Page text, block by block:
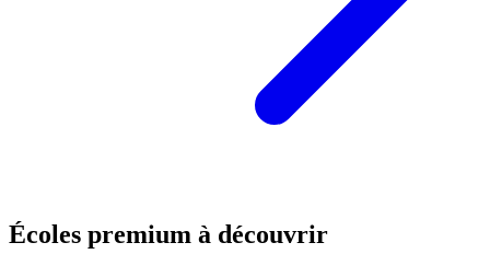
Écoles premium à découvrir